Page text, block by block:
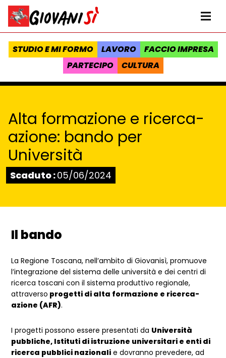
Vai al contenuto
Homepage Giovanisì - Progetto della Regione Toscana
STUDIO E MI FORMO LAVORO
FACCIO IMPRESA
PARTECIPO
CULTURA
Alta formazione e ricerca-
azione: bando per
Università
Stato:
Scaduto :05/06/2024
Il bando
La Regione Toscana, nell’ambito di Giovanisì, promuove
l’integrazione del sistema delle università e dei centri di
ricerca toscani con il sistema produttivo regionale,
attraverso progetti di alta formazione e ricerca-
azione (AFR).
I progetti possono essere presentati da Università
pubbliche, Istituti di istruzione universitari e enti di
ricerca pubblici nazionali e dovranno prevedere, ad